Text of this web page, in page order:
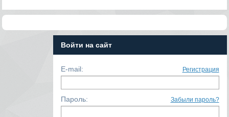
Войти на сайт
E-mail: Регистрация
Пароль: Забыли пароль?